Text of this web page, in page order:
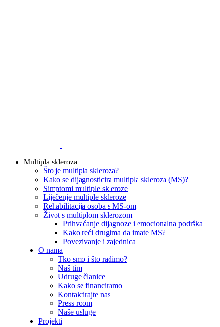
Multipla skleroza
Što je multipla skleroza?
Kako se dijagnosticira multipla skleroza (MS)?
Simptomi multiple skleroze
Liječenje multiple skleroze
Rehabilitacija osoba s MS-om
Život s multiplom sklerozom
Prihvaćanje dijagnoze i emocionalna podrška
Kako reći drugima da imate MS?
Povezivanje i zajednica
O nama
Tko smo i što radimo?
Naš tim
Udruge članice
Kako se financiramo
Kontaktirajte nas
Press room
Naše usluge
Projekti